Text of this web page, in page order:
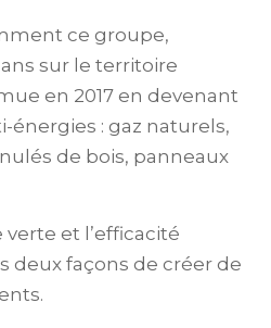
ce groupe,
sur le territoire
en 2017 en devenant
: gaz naturels,
de bois, panneaux
verte et l’efficacité
deux façons de créer de